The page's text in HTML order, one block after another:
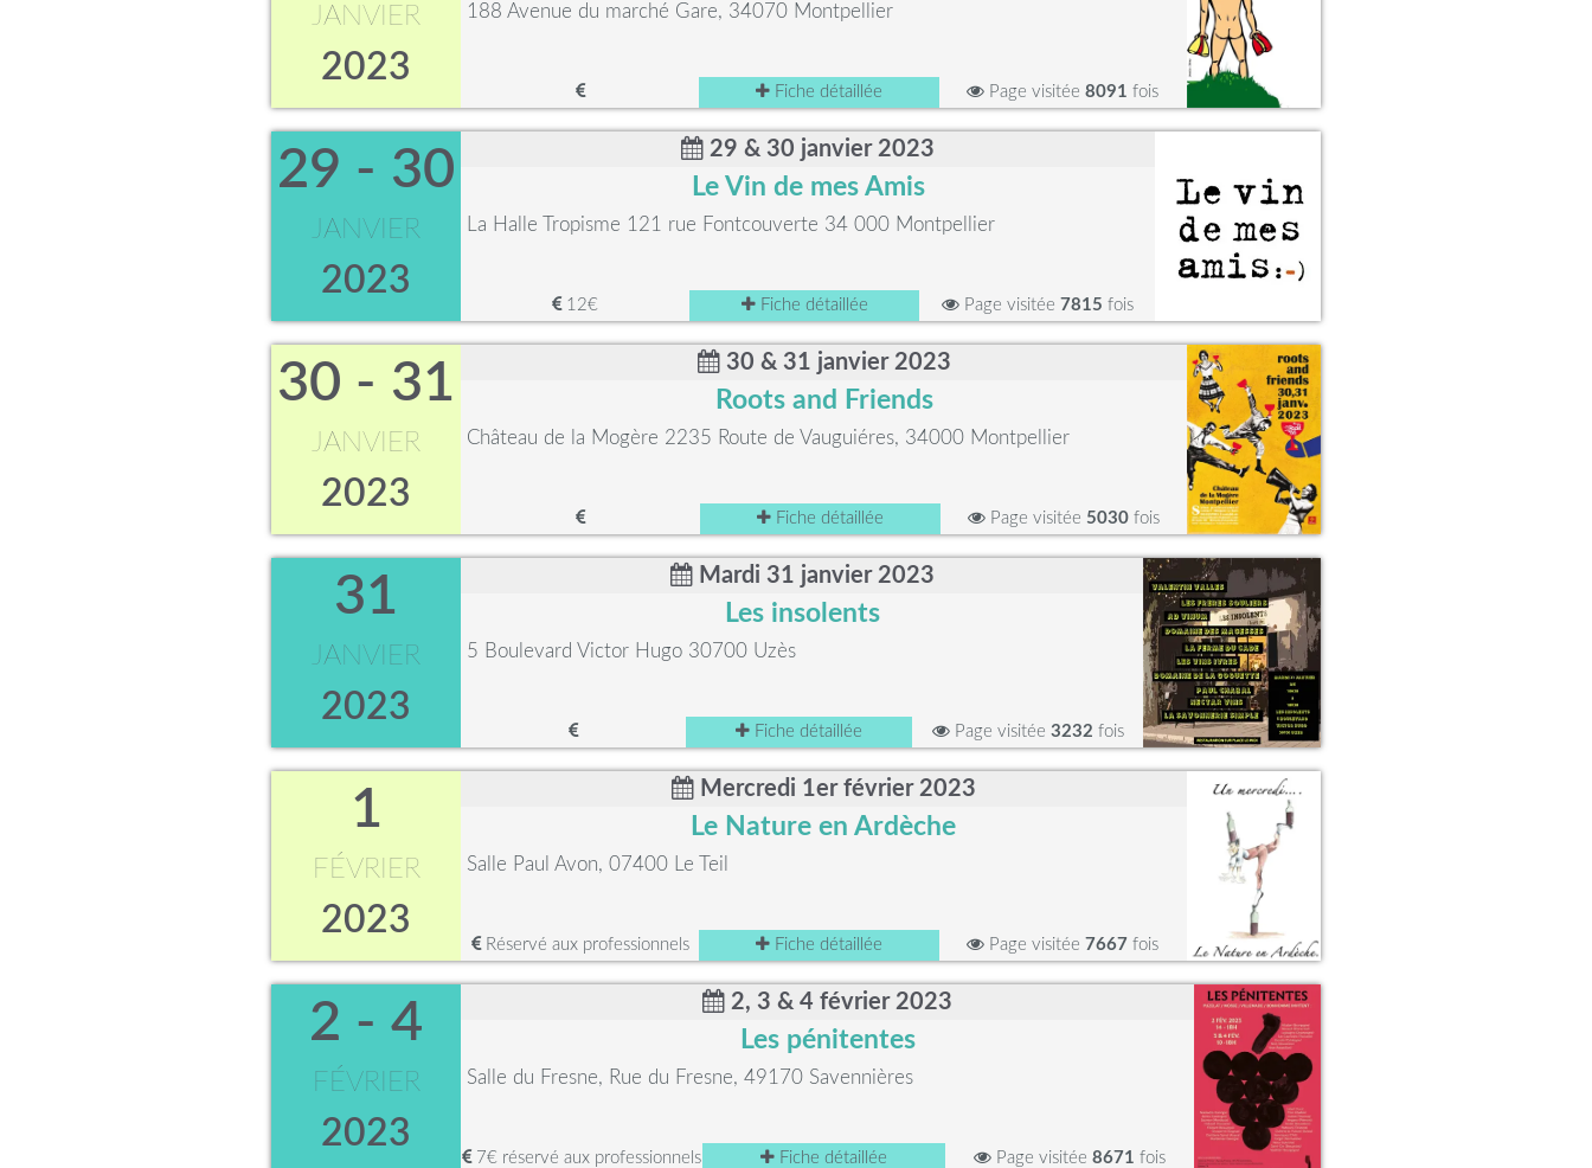
JANVIER
2023
188 Avenue du marché Gare, 34070 Montpellier
Fiche détaillée Page visitée 8091 fois
29 - 30
JANVIER
2023
29 & 30 janvier 2023
Le Vin de mes Amis
La Halle Tropisme 121 rue Fontcouverte 34 000 Montpellier
12€ Fiche détaillée Page visitée 7815 fois
30 - 31
JANVIER
2023
30 & 31 janvier 2023
Roots and Friends
Château de la Mogère 2235 Route de Vauguiéres, 34000 Montpellier
Fiche détaillée Page visitée 5030 fois
31
JANVIER
2023
Mardi 31 janvier 2023
Les insolents
5 Boulevard Victor Hugo 30700 Uzès
Fiche détaillée Page visitée 3232 fois
1
FÉVRIER
2023
Mercredi 1er février 2023
Le Nature en Ardèche
Salle Paul Avon, 07400 Le Teil
Réservé aux professionnels Fiche détaillée Page visitée 7667 fois
2 - 4
FÉVRIER
2023
2, 3 & 4 février 2023
Les pénitentes
Salle du Fresne, Rue du Fresne, 49170 Savennières
7€ réservé aux professionnels Fiche détaillée Page visitée 8671 fois